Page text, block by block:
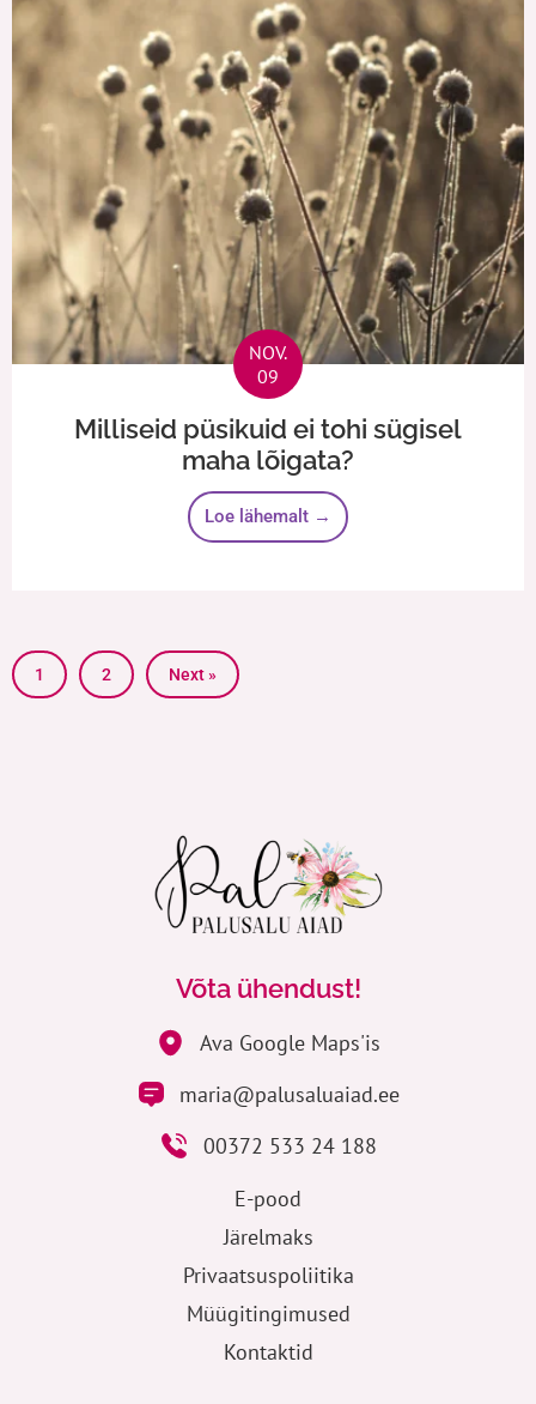
NOV.
09
Milliseid püsikuid ei tohi sügisel
maha lõigata?
Loe lähemalt →
1 2 Next »
Võta ühendust!
Ava Google Maps'is
maria@palusaluaiad.ee
00372 533 24 188
E-pood
Järelmaks
Privaatsuspoliitika
Müügitingimused
Kontaktid